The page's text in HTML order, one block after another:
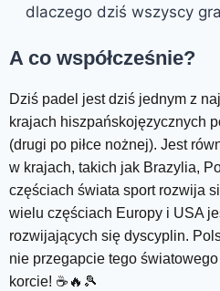
A co współcześnie?
Dziś padel jest dziś jednym z
krajach hiszpańskojęzycznych
(drugi po piłce nożnej). Jest
w krajach, takich jak Brazylia,
częściach świata sport rozwija
wielu częściach Europy i USA
rozwijających się dyscyplin.
nie przegapcie tego
korcie! ☕️🔥🎾